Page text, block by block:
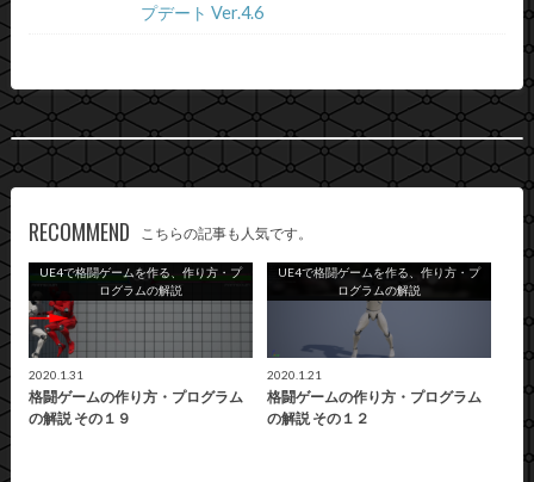
プデート Ver.4.6
RECOMMEND こちらの記事も人気です。
UE4で格闘ゲームを作る、作り方・プ
ログラムの解説
2020.1.31
格闘ゲームの作り方・プログラム
の解説 その１９
UE4で格闘ゲームを作る、作り方・プ
ログラムの解説
2020.1.21
格闘ゲームの作り方・プログラム
の解説 その１２